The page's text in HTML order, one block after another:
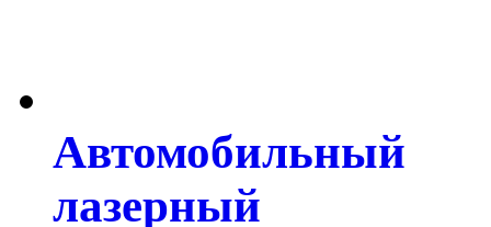
Автомобильный
лазерный